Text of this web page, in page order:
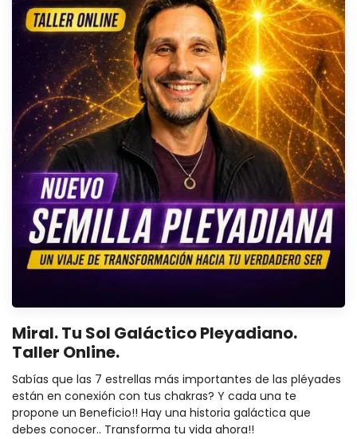
Miral. Tu Sol Galáctico Pleyadiano.
Taller Online.
Sabías que las 7 estrellas más importantes de las pléyades
están en conexión con tus chakras? Y cada una te
propone un Beneficio!! Hay una historia galáctica que
debes conocer.. Transforma tu vida ahora!!